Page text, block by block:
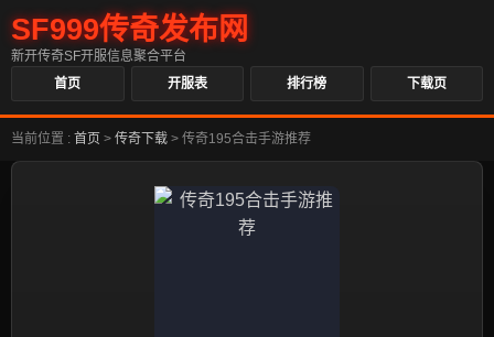
SF999传奇发布网
新开传奇SF开服信息聚合平台
首页
开服表 排行榜 下载页
当前位置 : 首页 > 传奇下载 > 传奇195合击手游推荐